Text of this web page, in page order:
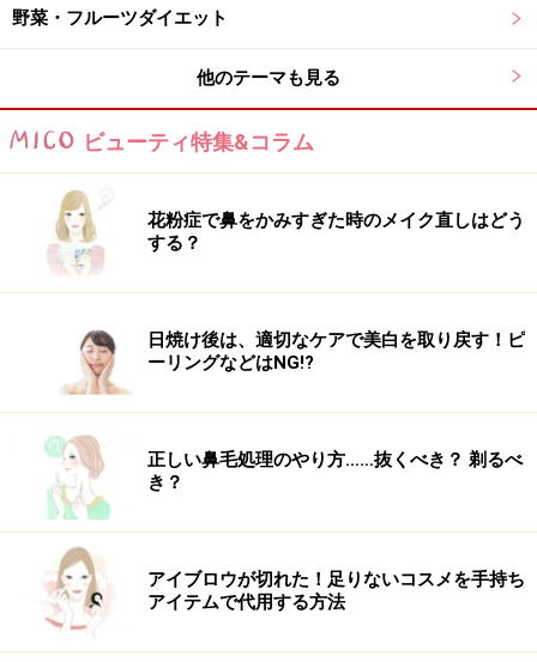
脂肪酸です。そして、MCTオイルやココナッツオイルな
どの中鎖脂肪酸は長鎖脂肪酸と比べると水になじみやす
という特徴があります。
また、前述の通り、中鎖脂肪酸は身体に蓄積された脂肪
を分解して排出する働きがあるため、余分な脂肪や糖を
吸収しにくくなるという効果が期待できます。
ココナッツオイルでお米を炊けばカロリー半分!?
いう記事もあわせて参考にしてみてください。
さらに、水溶性の食物繊維であるペクチンが豊富に含ま
れているため、糖や脂肪の吸収を遅らせることで血糖値
の急上昇を防ぎ、脂肪を蓄積しにくい身体へと導くと同
時に、便秘解消や善玉菌の活性化による腸内環境改善に
も役立ちます。
「MCTオイル」がダイエットに効果的な理
由
野菜・フルーツダイエット
他のテーマも見る
ビューティ特集&コラム
花粉症で鼻をかみすぎた時のメイク直しはどう
する？
日焼け後は、適切なケアで美白を取り戻す！ピ
ーリングなどはNG!?
正しい鼻毛処理のやり方……抜くべき？ 剃るべ
き？
アイブロウが切れた！足りないコスメを手持ち
アイテムで代用する方法